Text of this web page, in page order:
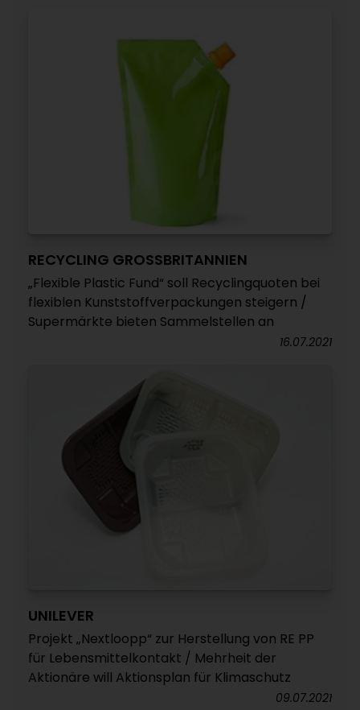
RECYCLING GROSSBRITANNIEN
„Flexible Plastic Fund“ soll Recyclingquoten bei
flexiblen Kunststoffverpackungen steigern /
Supermärkte bieten Sammelstellen an
16.07.2021
UNILEVER
Projekt „Nextloopp“ zur Herstellung von RE PP
für Lebensmittelkontakt / Mehrheit der
Aktionäre will Aktionsplan für Klimaschutz
09.07.2021